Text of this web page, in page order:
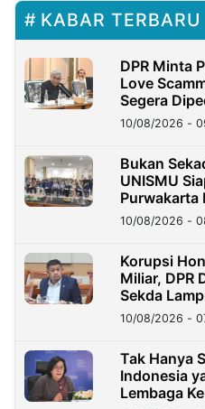
KABAR TERBARU
DPR Minta
Love
Segera
10/08/2026 -
Bukan
UNISMU
Purwakarta
10/08/2026 -
Korupsi
Miliar, DPR
Sekda
10/08/2026 -
Tak Hanya
Indonesia
Lembaga